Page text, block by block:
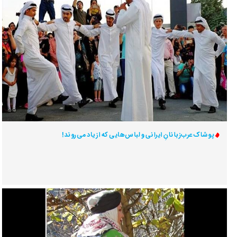
پوشاک عرب‌زبانانِ ایرانی و لباس‌هایی که از یاد می‌روند!